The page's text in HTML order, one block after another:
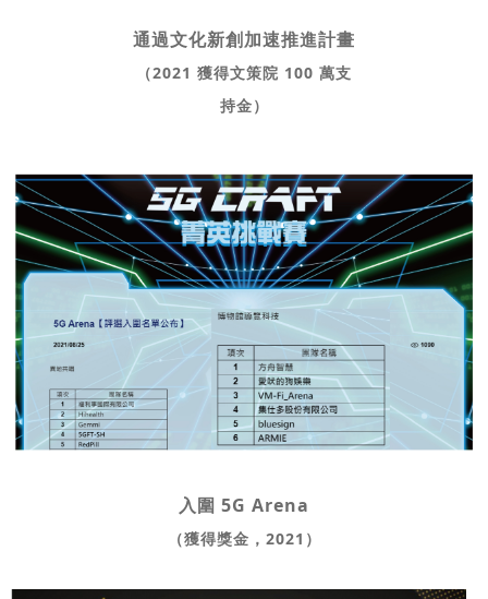
通過文化新創加速推進計畫
（2021 獲得文策院 100 萬支
持金）
入圍 5G Arena
（獲得獎金，2021）